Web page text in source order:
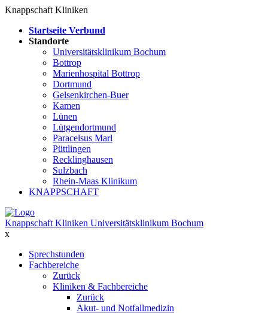
Knappschaft Kliniken
Startseite Verbund
Standorte
Universitätsklinikum Bochum
Bottrop
Marienhospital Bottrop
Dortmund
Gelsenkirchen-Buer
Kamen
Lünen
Lütgendortmund
Paracelsus Marl
Püttlingen
Recklinghausen
Sulzbach
Rhein-Maas Klinikum
KNAPPSCHAFT
Knappschaft Kliniken Universitätsklinikum Bochum
x
Sprechstunden
Fachbereiche
Zurück
Kliniken & Fachbereiche
Zurück
Akut- und Notfallmedizin